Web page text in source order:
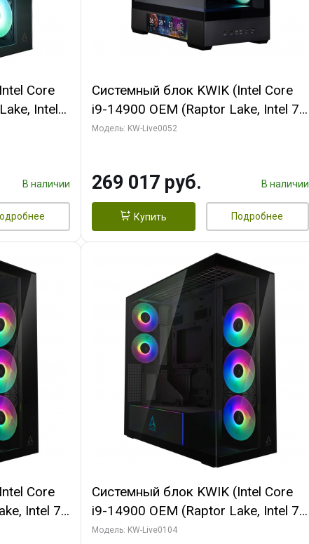
Core
Intel
(2
В наличии
Системный блок KWIK (Intel Core
i9-14900 OEM (Raptor Lake, Intel 7,
C24 16EC/8PC// 64 ГБ ОЗУ (2
256bit 3xDP HD/ 512 ГБ SSD)
Модель: KW-Live0052
269 017 руб. В наличии
Купить Подробнее
Core
Intel 7,
(2
Системный блок KWIK (Intel Core
i9-14900 OEM (Raptor Lake, Intel 7,
C24 16EC/8PC// 64 ГБ ОЗУ (2
Модель: KW-Live0104